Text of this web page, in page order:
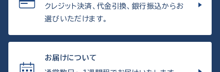
クレジット決済、代金引換、銀行振込からお
選びいただけます。
お届けについて